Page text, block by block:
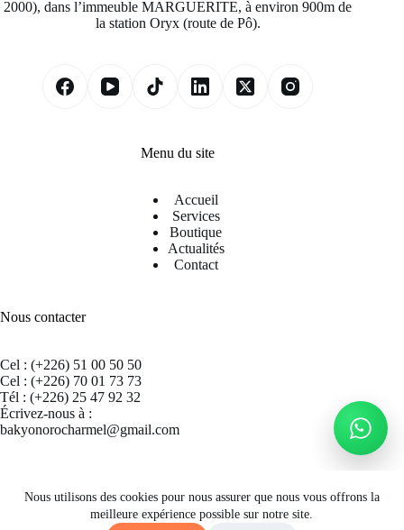
Nous utilisons des cookies pour nous assurer que nous vous offrons la
meilleure expérience possible sur notre site.
2000), dans l’immeuble MARGUERITE, à environ 900m de
la station Oryx (route de Pô).
Menu du site
Accueil
Services
Boutique
Actualités
Contact
Nous contacter
Cel : (+226) 51 00 50 50
Cel : (+226) 70 01 73 73
Tél : (+226) 25 47 92 32
Écrivez-nous à :
bakyonorocharmel@gmail.com